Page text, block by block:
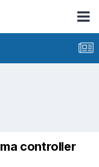
controller